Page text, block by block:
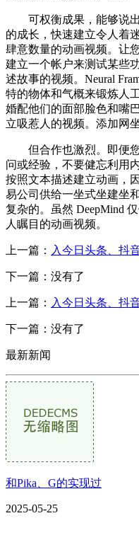
可权衡成果，能够说出
的成长，快速建立令人着
肆意数量的动画视频。让
建立一个帐户来测试某些
述故事的视频。Neural
特的物体和气概来锻炼人
婚配他们的面部脸色和嘴
立吸惹人的视频。添加网坐
但合作也激烈。即便您
问或经验，不要健忘利用
按照文本描述建立动画，
易公司供给一坐式坐建坐
复杂的。虽然 DeepMind
人瞩目的动画视频。
上一篇： 入今日头条、抖
下一篇：没有了
上一篇： 入今日头条、抖
下一篇：没有了
最新新闻
和Pika、G的实现过
2025-05-25